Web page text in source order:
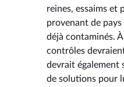
reines, essaims et
provenant de
déjà contaminés.
contrôles
devrait également
de solutions pour